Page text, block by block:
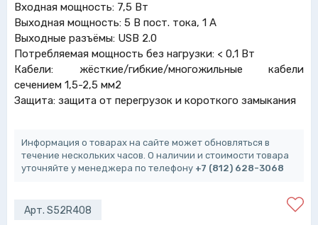
Входная мощность: 7,5 Вт
Выходная мощность: 5 В пост. тока, 1 A
Выходные разъёмы: USB 2.0
Потребляемая мощность без нагрузки: < 0,1 Вт
Кабели: жёсткие/гибкие/многожильные кабели
сечением 1,5-2,5 мм2
Защита: защита от перегрузок и короткого замыкания
Информация о товарах на сайте может обновляться в
течение нескольких часов. О наличии и стоимости товара
уточняйте у менеджера по телефону +7 (812) 628-3068
Арт. S52R408